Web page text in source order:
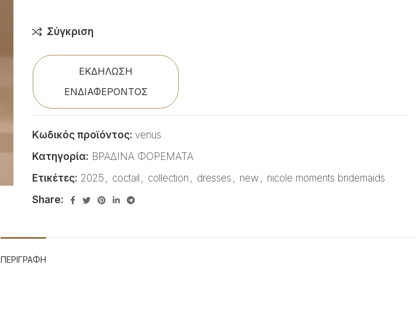
Σύγκριση
ΕΚΔΗΛΩΣΗ
ΕΝΔΙΑΦΕΡΟΝΤΟΣ
Κωδικός προϊόντος: venus
Κατηγορία: ΒΡΑΔΙΝΑ ΦΟΡΕΜΑΤΑ
Ετικέτες: 2025 , coctail , collection , dresses , new , nicole moments bridemaids
Share:
ΠΕΡΙΓΡΑΦΉ